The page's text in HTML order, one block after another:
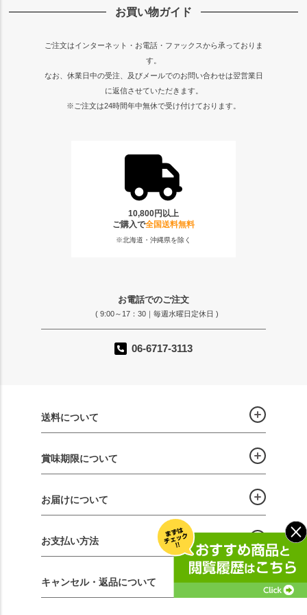
お買い物ガイド
ご注文はインターネット・お電話・ファックスから承っておりま
す。
なお、休業日中の受注、及びメールでのお問い合わせは翌営業日
に返信させていただきます。
※ご注文は24時間年中無休で受け付けております。
10,800円以上
ご購入で全国送料無料
※北海道・沖縄県を除く
お電話でのご注文
( 9:00～17：30｜毎週水曜日定休日 )
06-6717-3113
送料について
賞味期限について
お届けについて
お支払い方法
キャンセル・返品について